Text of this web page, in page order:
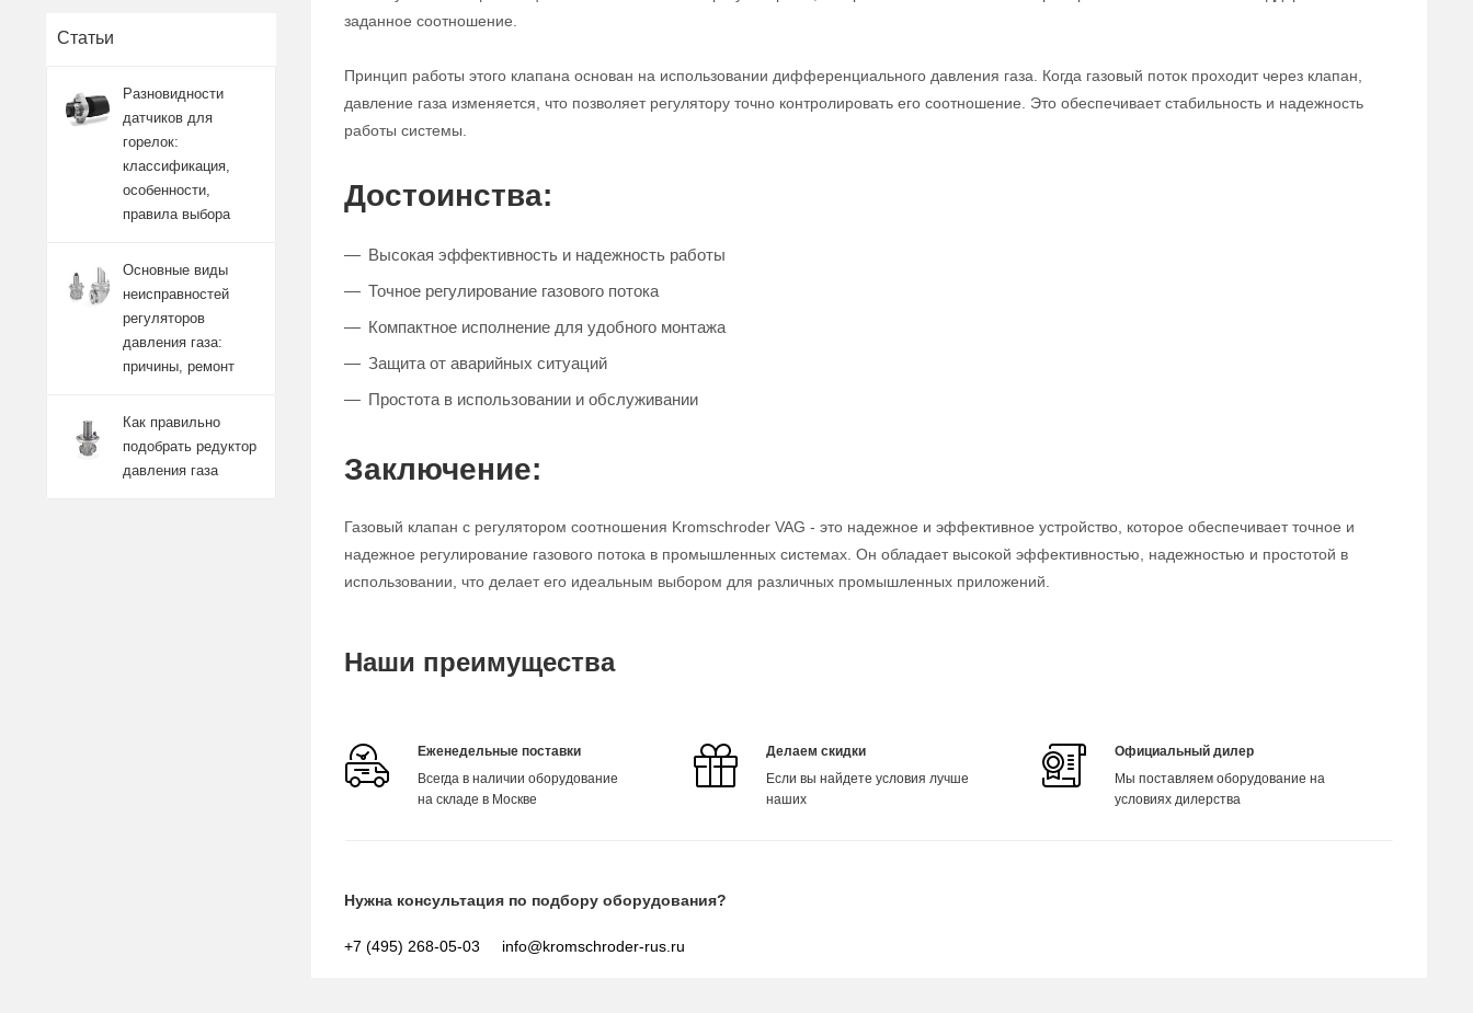
заданное соотношение.
Принцип работы этого клапана основан на использовании дифференциального давления газа. Когда газовый поток проходит через клапан,
давление газа изменяется, что позволяет регулятору точно контролировать его соотношение. Это обеспечивает стабильность и надежность
работы системы.
Достоинства:
Высокая эффективность и надежность работы
Точное регулирование газового потока
Компактное исполнение для удобного монтажа
Защита от аварийных ситуаций
Простота в использовании и обслуживании
Заключение:
Газовый клапан с регулятором соотношения Kromschroder VAG - это надежное и эффективное устройство, которое обеспечивает точное и
надежное регулирование газового потока в промышленных системах. Он обладает высокой эффективностью, надежностью и простотой в
использовании, что делает его идеальным выбором для различных промышленных приложений.
Наши преимущества
Еженедельные поставки
Всегда в наличии оборудование
на складе в Москве
Делаем скидки
Если вы найдете условия лучше
наших
Официальный дилер
Мы поставляем оборудование на
условиях дилерства
Нужна консультация по подбору оборудования?
+7 (495) 268-05-03 info@kromschroder-rus.ru
Статьи
Разновидности
датчиков для
горелок:
классификация,
особенности,
правила выбора
Основные виды
неисправностей
регуляторов
давления газа:
причины, ремонт
Как правильно
подобрать редуктор
давления газа